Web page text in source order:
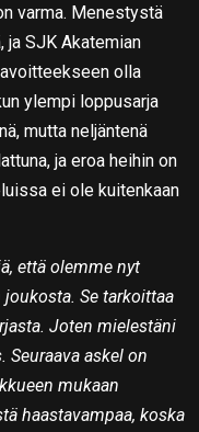
varma. Menestystä
ja SJK Akatemian
olla
ylempi loppusarja
mutta neljäntenä
ja eroa heihin on
ei ole kuitenkaan
että olemme nyt
Se tarkoittaa
Joten mielestäni
askel on
mukaan
haastavampaa, koska